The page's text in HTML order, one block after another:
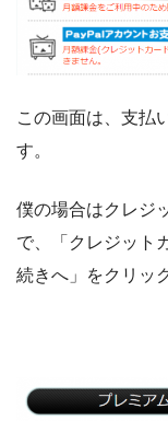
この画面は、支払
す。
僕の場合はクレジ
で、「クレジット
続きへ」をクリッ